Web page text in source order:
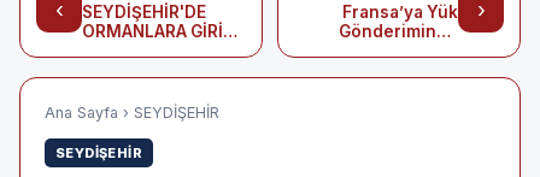
‹
SEYDİŞEHİR'DE
ORMANLARA GİRİŞ
›
Fransa’ya Yük
Gönderiminde
Ana Sayfa › SEYDİŞEHİR
SEYDİŞEHİR